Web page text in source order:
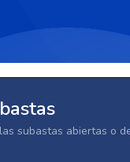
subastas abiertas o